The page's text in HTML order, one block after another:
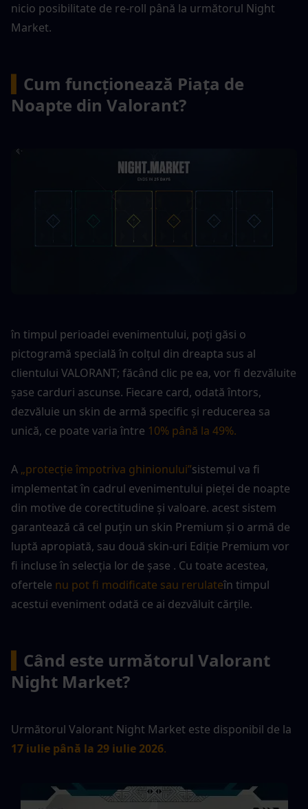
nicio posibilitate de re-roll până la următorul Night
Market.
Cum funcționează Piața de
Noapte din Valorant?
în timpul perioadei evenimentului, poți găsi o
pictogramă specială în colțul din dreapta sus al
clientului VALORANT; făcând clic pe ea, vor fi dezvăluite
șase carduri ascunse. Fiecare card, odată întors,
dezvăluie un skin de armă specific și reducerea sa
unică, ce poate varia între 10% până la 49%.
A „protecție împotriva ghinionului”sistemul va fi
implementat în cadrul evenimentului pieței de noapte
din motive de corectitudine și valoare. acest sistem
garantează că cel puțin un skin Premium și o armă de
luptă apropiată, sau două skin-uri Ediție Premium vor
fi incluse în selecția lor de șase . Cu toate acestea,
ofertele nu pot fi modificate sau rerulateîn timpul
acestui eveniment odată ce ai dezvăluit cărțile.
Când este următorul Valorant
Night Market?
Următorul Valorant Night Market este disponibil de la
17 iulie până la 29 iulie 2026.